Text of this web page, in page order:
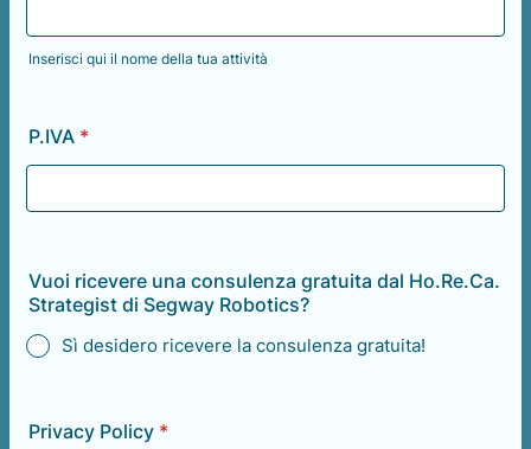
Inserisci qui il nome della tua attività
P.IVA *
Vuoi ricevere una consulenza gratuita dal Ho.Re.Ca.
Strategist di Segway Robotics?
Sì desidero ricevere la consulenza gratuita!
Privacy Policy *